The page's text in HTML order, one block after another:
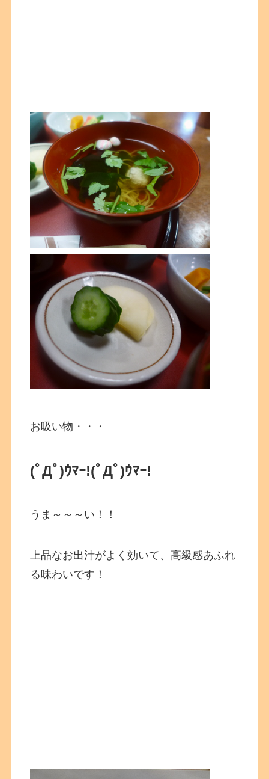
お吸い物・・・
(ﾟДﾟ)ｳﾏｰ!(ﾟДﾟ)ｳﾏｰ!
うま～～～い！！
上品なお出汁がよく効いて、高級感あふれ
る味わいです！